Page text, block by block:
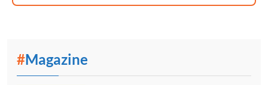
#Magazine